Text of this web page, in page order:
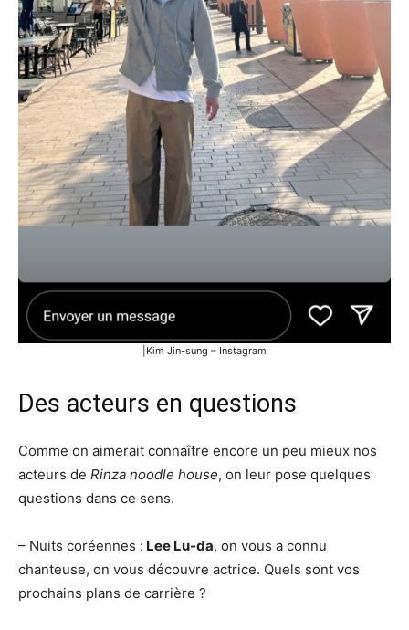
|Kim Jin-sung – Instagram
Des acteurs en questions
Comme on aimerait connaître encore un peu mieux nos
acteurs de Rinza noodle house, on leur pose quelques
questions dans ce sens.
– Nuits coréennes : Lee Lu-da, on vous a connu
chanteuse, on vous découvre actrice. Quels sont vos
prochains plans de carrière ?